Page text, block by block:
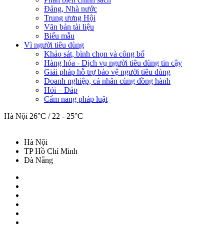
Đảng, Nhà nước
Trung ương Hội
Văn bản tài liệu
Biểu mẫu
Vì người tiêu dùng
Khảo sát, bình chọn và công bố
Hàng hóa - Dịch vụ người tiêu dùng tin cậy
Giải pháp hỗ trợ bảo vệ người tiêu dùng
Doanh nghiệp, cá nhân cùng đồng hành
Hỏi – Đáp
Cẩm nang pháp luật
Hà Nội 26°C / 22 - 25°C
Hà Nội
TP Hồ Chí Minh
Đà Nẵng